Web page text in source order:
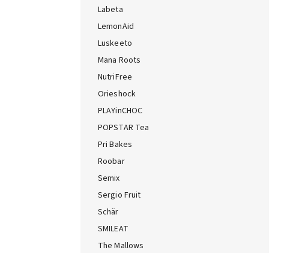
Labeta
LemonAid
Luskeeto
Mana Roots
NutriFree
Orieshock
PLAYinCHOC
POPSTAR Tea
Pri Bakes
Roobar
Semix
Sergio Fruit
Schär
SMILEAT
The Mallows